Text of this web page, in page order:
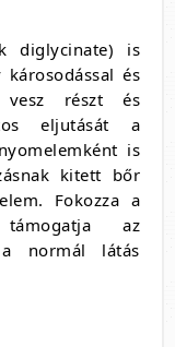
diglycinate) is
és
vesz részt és
eljutását a
is
kitett bőr
Fokozza a
az
a normál látás